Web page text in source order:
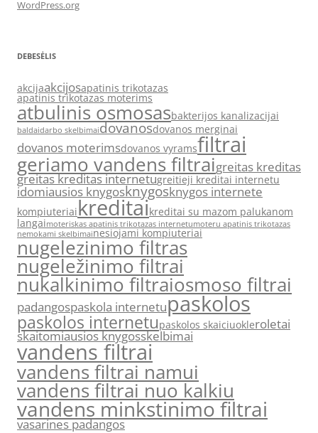
WordPress.org
DEBESĖLIS
akcijaakcijosapatinis trikotazas
apatinis trikotazas moterims
atbulinis osmosasbakterijos kanalizacijai
baldaidarbo skelbimaidovanosdovanos merginai
dovanos moterimsdovanos vyramsfiltrai
geriamo vandens filtraigreitas kreditas
greitas kreditas internetugreitieji kreditai internetu
idomiausios knygosknygosknygos internete
kompiuteriaikreditaikreditai su mazom palukanom
langaimoteriskas apatinis trikotazas internetumoteru apatinis trikotazas
nemokami skelbimainesiojami kompiuteriai
nugelezinimo filtras
nugeležinimo filtrai
nukalkinimo filtraiosmoso filtrai
padangospaskola internetupaskolos
paskolos internetupaskolos skaiciuokleroletai
skaitomiausios knygosskelbimai
vandens filtrai
vandens filtrai namui
vandens filtrai nuo kalkiu
vandens minkstinimo filtrai
vasarines padangos